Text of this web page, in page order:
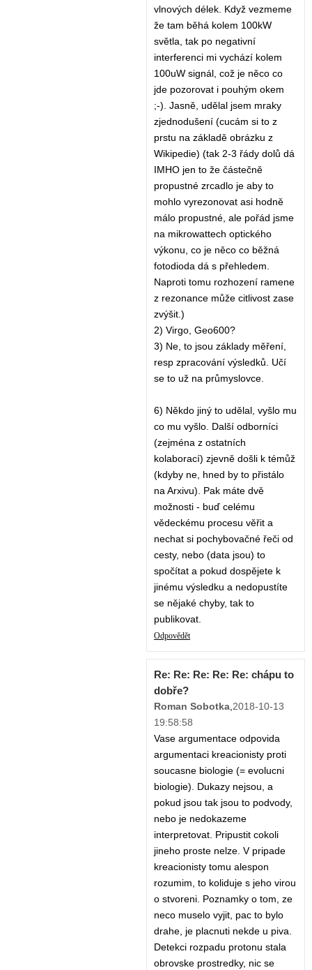
vlnových délek. Když vezmeme
že tam běhá kolem 100kW
světla, tak po negativní
interferenci mi vychází kolem
100uW signál, což je něco co
jde pozorovat i pouhým okem
;-). Jasně, udělal jsem mraky
zjednodušení (cucám si to z
prstu na základě obrázku z
Wikipedie) (tak 2-3 řády dolů dá
IMHO jen to že částečně
propustné zrcadlo je aby to
mohlo vyrezonovat asi hodně
málo propustné, ale pořád jsme
na mikrowattech optického
výkonu, co je něco co běžná
fotodioda dá s přehledem.
Naproti tomu rozhození ramene
z rezonance může citlivost zase
zvýšit.)
2) Virgo, Geo600?
3) Ne, to jsou základy měření,
resp zpracování výsledků. Učí
se to už na průmyslovce.
6) Někdo jiný to udělal, vyšlo mu
co mu vyšlo. Další odborníci
(zejména z ostatních
kolaborací) zjevně došli k témůž
(kdyby ne, hned by to přistálo
na Arxivu). Pak máte dvě
možnosti - buď celému
vědeckému procesu věřit a
nechat si pochybovačné řeči od
cesty, nebo (data jsou) to
spočítat a pokud dospějete k
jinému výsledku a nedopustíte
se nějaké chyby, tak to
publikovat.
Odpovědět
Re: Re: Re: Re: Re: chápu to
dobře?
Roman Sobotka,2018-10-13
19:58:58
Vase argumentace odpovida
argumentaci kreacionisty proti
soucasne biologie (= evolucni
biologie). Dukazy nejsou, a
pokud jsou tak jsou to podvody,
nebo je nedokazeme
interpretovat. Pripustit cokoli
jineho proste nelze. V pripade
kreacionisty tomu alespon
rozumim, to koliduje s jeho virou
o stvoreni. Poznamky o tom, ze
neco muselo vyjit, pac to bylo
drahe, je placnuti nekde u piva.
Detekci rozpadu protonu stala
obrovske prostredky, nic se